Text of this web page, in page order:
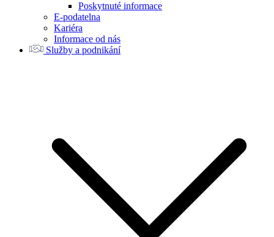
Poskytnuté informace
E-podatelna
Kariéra
Informace od nás
Služby a podnikání